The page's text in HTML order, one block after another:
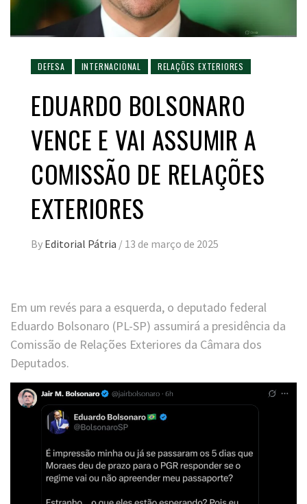
DEFESA INTERNACIONAL RELAÇÕES EXTERIORES
EDUARDO BOLSONARO
VENCE E VAI ASSUMIR A
COMISSÃO DE RELAÇÕES
EXTERIORES
By Editorial Pátria / 13 de março de 2025
Em um revés para a esquerda, o deputado federal
Eduardo Bolsonaro (PL-SP) assumirá a presidência da
Comissão de Relações Exteriores da Câmara dos
Deputados.